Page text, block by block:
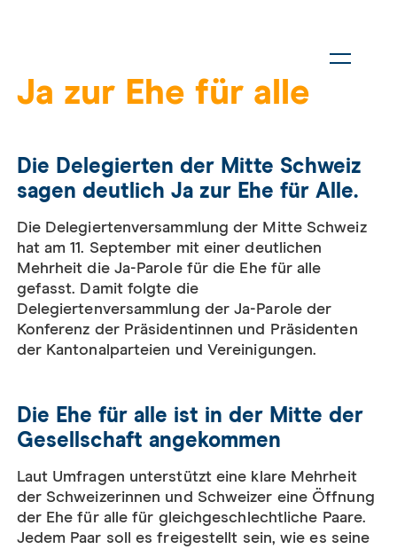
Ja zur Ehe für alle
Die Delegierten der Mitte Schweiz
sagen deutlich Ja zur Ehe für Alle.
Die Delegiertenversammlungder Mitte Schweiz
hat am 11. September mit einer deutlichen
Mehrheit die Ja-Parole für die Ehe für alle
gefasst. Damit folgte die
Delegiertenversammlung der Ja-Parole der
Konferenz der Präsidentinnen und Präsidenten
der Kantonalparteien und Vereinigungen.
Die Ehe für alle ist in der Mitte der
Gesellschaft angekommen
Laut Umfragen unterstützt eine klare Mehrheit
der Schweizerinnen und Schweizer eine Öffnung
der Ehe für alle für gleichgeschlechtliche Paare.
Jedem Paar soll es freigestellt sein, wie es seine